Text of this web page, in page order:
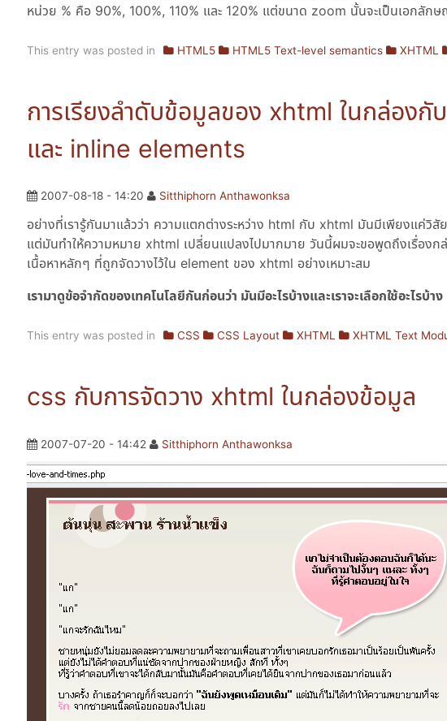
หน่วย % คือ 90%, 100%, 110% และ 120% แต่ขนาด zoom นั้นจะเป็นเอกลัก
This entry was posted in HTML5 HTML5 Text-level semantics XHTML
การเรียงลำดับข้อมูลของ xhtml ในกล่อ
และ inline elements
2007-08-18 - 14:20 Sitthiphorn Anthawonksa
อย่างที่เรารู้กันมาแล้วว่า ความแตกต่างระหว่าง html กับ xhtml มันมีเพียงแค่วิ
แต่มันทำให้ความหมาย xhtml เปลี่ยนแปลงไปมากมาย วันนี้ผมจะขอพูดถึงเรื่อง
เนื้อหาหลักๆ ที่ถูกจัดวางไว้ใน element ของ xhtml อย่างเหมาะสม
เรามาดูข้อจำกัดของเทคโนโลยีกันก่อนว่า มันมีอะไรบ้างและเราจะเลือกใช้อะไรบ้าง
This entry was posted in CSS CSS Layout XHTML XHTML Text
css กับการจัดวาง xhtml ในกล่องข้อมูล
2007-07-20 - 14:42 Sitthiphorn Anthawonksa